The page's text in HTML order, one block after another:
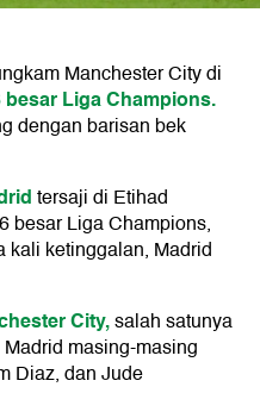
Manchester City di
Liga Champions.
dengan barisan bek
tersaji di Etihad
besar Liga Champions,
kali ketinggalan, Madrid
City,salah satunya
masing-masing
Diaz, dan Jude